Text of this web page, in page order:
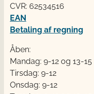
CVR: 62534516
EAN
Betaling af regning
Åben:
Mandag: 9-12 og 13-15
Tirsdag: 9-12
Onsdag: 9-12